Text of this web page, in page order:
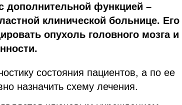
дополнительной функцией –
клинической больнице. Его
опухоль головного мозга и
состояния пациентов, а по ее
назначить схему лечения.